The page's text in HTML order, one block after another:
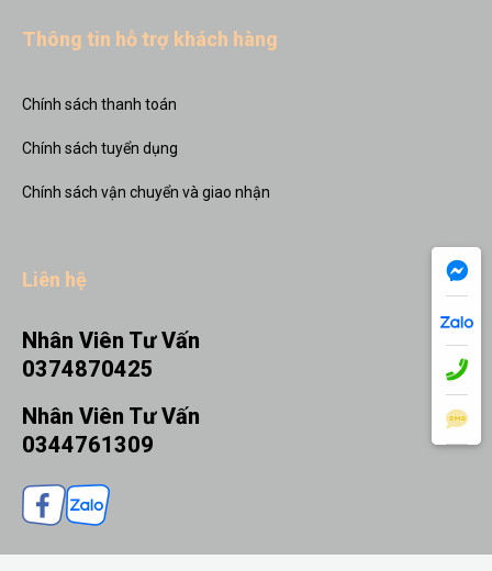
Thông tin hỗ trợ khách hàng
Chính sách thanh toán
Chính sách tuyển dụng
Chính sách vận chuyển và giao nhận
Liên hệ
Nhân Viên Tư Vấn
0374870425
Nhân Viên Tư Vấn
0344761309